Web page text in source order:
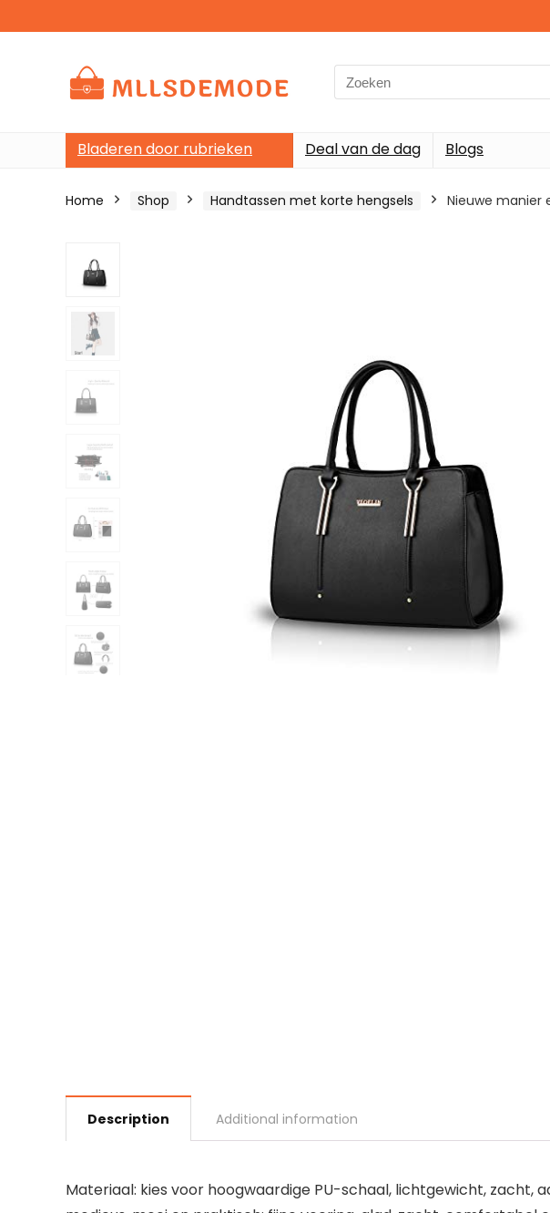
Search
for:
Bladeren door rubrieken Deal van de dag Blogs
Home Shop Handtassen met korte hengsels Nieuwe manier
Description Additional information
Materiaal: kies voor hoogwaardige PU-schaal, lichtgewicht,